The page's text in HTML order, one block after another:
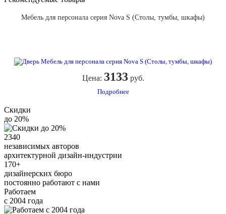
Мебель для персонала серия Nova S (Столы, тумбы, шкафы)
Цена: 3133руб.
Подробнее
Скидки
до 20%
2340
независимых авторов
архитектурной дизайн-индустрии
170+
дизайнерских бюро
постоянно работают с нами
Работаем
с 2004 года